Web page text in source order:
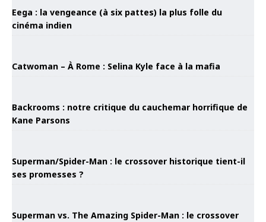
Eega : la vengeance (à six pattes) la plus folle du
cinéma indien
Catwoman – À Rome : Selina Kyle face à la mafia
Backrooms : notre critique du cauchemar horrifique de
Kane Parsons
Superman/Spider-Man : le crossover historique tient-il
ses promesses ?
Superman vs. The Amazing Spider-Man : le crossover